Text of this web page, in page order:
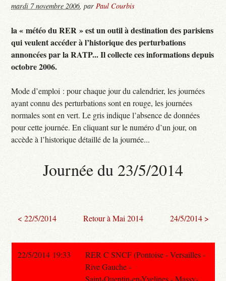
mardi 7 novembre 2006,parPaul Courbis
la « météo du RER » est un outil à destination des parisiens
qui veulent accéder à l’historique des perturbations
annoncées par la RATP... Il collecte ces informations depuis
octobre 2006.
Mode d’emploi : pour chaque jour du calendrier, les journées
ayant connu des perturbations sont en rouge, les journées
normales sont en vert. Le gris indique l’absence de données
pour cette journée. En cliquant sur le numéro d’un jour, on
accède à l’historique détaillé de la journée...
Journée du 23/5/2014
< 22/5/2014 Retour à Mai 2014 24/5/2014 >
22/5/2014 19:33
RER C SNCF (Pontoise - Versailles -
Rive Gauche -
Saint-Quentin-en-Yvelines - Massy-